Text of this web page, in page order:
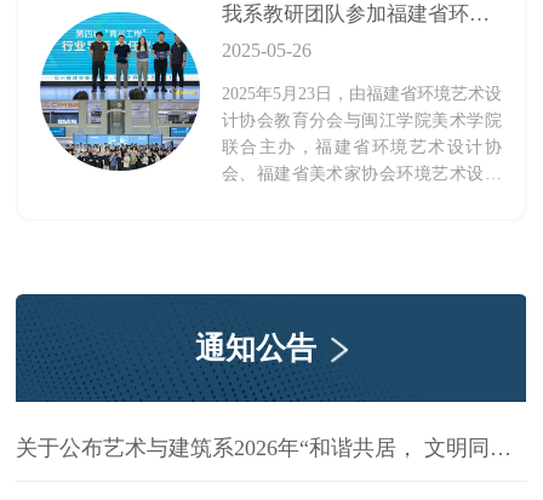
我系教研团队参加福建省环境艺术设计协会 2025年“三四五”计划启动大会暨“育星工程”系列活动
2025-05-26
2025年5月23日，由福建省环境艺术设
计协会教育分会与闽江学院美术学院
联合主办，福建省环境艺术设计协
会、福建省美术家协会环境艺术设计
与省内高校、行业专家共襄盛举。
通知公告
关于公布艺术与建筑系2026年“和谐共居， 文明同行”文明宿舍比赛结果的通知